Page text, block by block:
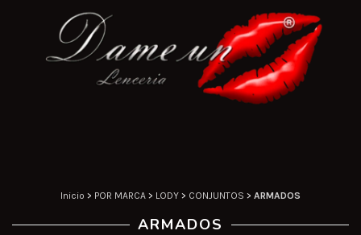
Inicio > POR MARCA > LODY > CONJUNTOS > ARMADOS
ARMADOS